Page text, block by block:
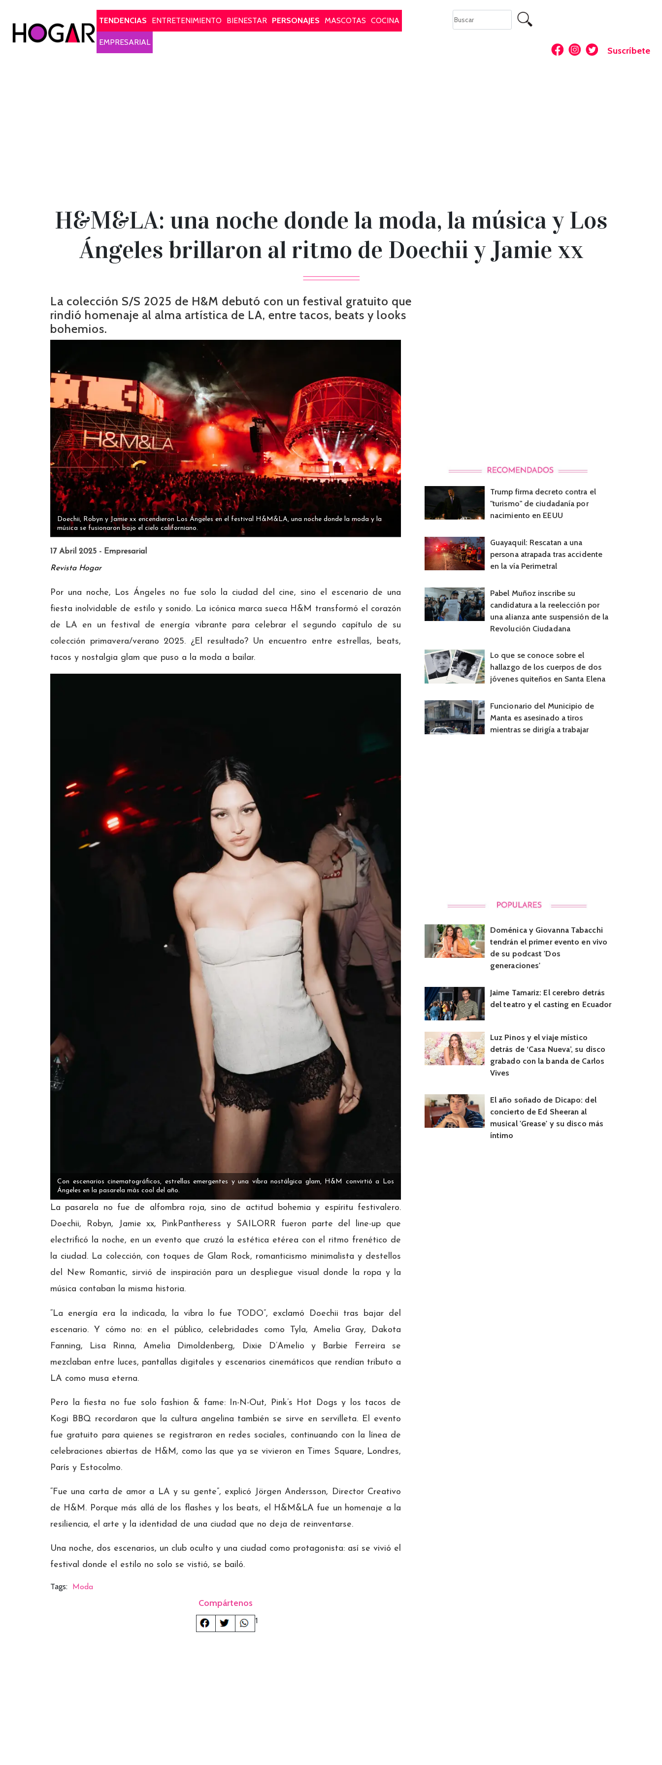
TENDENCIAS
ENTRETENIMIENTO BIENESTAR PERSONAJES MASCOTAS COCINA
EMPRESARIAL
Suscríbete
H&M&LA: una noche donde la moda, la música y Los
Ángeles brillaron al ritmo de Doechii y Jamie xx
La colección S/S 2025 de H&M debutó con un festival gratuito que
rindió homenaje al alma artística de LA, entre tacos, beats y looks
bohemios.
Doechii, Robyn y Jamie xx encendieron Los Ángeles en el festival H&M&LA, una noche donde la moda y la
música se fusionaron bajo el cielo californiano.
17 Abril 2025 - Empresarial
Revista Hogar
Por una noche, Los Ángeles no fue solo la ciudad del cine, sino el escenario de una
fiesta inolvidable de estilo y sonido. La icónica marca sueca H&M transformó el corazón
de LA en un festival de energía vibrante para celebrar el segundo capítulo de su
colección primavera/verano 2025. ¿El resultado? Un encuentro entre estrellas, beats,
tacos y nostalgia glam que puso a la moda a bailar.
Con escenarios cinematográficos, estrellas emergentes y una vibra nostálgica glam, H&M convirtió a Los
Ángeles en la pasarela más cool del año.
La pasarela no fue de alfombra roja, sino de actitud bohemia y espíritu festivalero.
Doechii, Robyn, Jamie xx, PinkPantheress y SAILORR fueron parte del line-up que
electrificó la noche, en un evento que cruzó la estética etérea con el ritmo frenético de
la ciudad. La colección, con toques de Glam Rock, romanticismo minimalista y destellos
del New Romantic, sirvió de inspiración para un despliegue visual donde la ropa y la
música contaban la misma historia.
“La energía era la indicada, la vibra lo fue TODO”, exclamó Doechii tras bajar del
escenario. Y cómo no: en el público, celebridades como Tyla, Amelia Gray, Dakota
Fanning, Lisa Rinna, Amelia Dimoldenberg, Dixie D’Amelio y Barbie Ferreira se
mezclaban entre luces, pantallas digitales y escenarios cinemáticos que rendían tributo a
LA como musa eterna.
Pero la fiesta no fue solo fashion & fame: In-N-Out, Pink’s Hot Dogs y los tacos de
Kogi BBQ recordaron que la cultura angelina también se sirve en servilleta. El evento
fue gratuito para quienes se registraron en redes sociales, continuando con la línea de
celebraciones abiertas de H&M, como las que ya se vivieron en Times Square, Londres,
París y Estocolmo.
“Fue una carta de amor a LA y su gente”, explicó Jörgen Andersson, Director Creativo
de H&M. Porque más allá de los flashes y los beats, el H&M&LA fue un homenaje a la
resiliencia, el arte y la identidad de una ciudad que no deja de reinventarse.
Una noche, dos escenarios, un club oculto y una ciudad como protagonista: así se vivió el
festival donde el estilo no solo se vistió, se bailó.
Tags: Moda
Compártenos
1
Trump firma decreto contra el
"turismo" de ciudadanía por
nacimiento en EEUU
Guayaquil: Rescatan a una
persona atrapada tras accidente
en la vía Perimetral
Pabel Muñoz inscribe su
candidatura a la reelección por
una alianza ante suspensión de la
Revolución Ciudadana
Lo que se conoce sobre el
hallazgo de los cuerpos de dos
jóvenes quiteños en Santa Elena
Funcionario del Municipio de
Manta es asesinado a tiros
mientras se dirigía a trabajar
Doménica y Giovanna Tabacchi
tendrán el primer evento en vivo
de su podcast 'Dos
generaciones'
Jaime Tamariz: El cerebro detrás
del teatro y el casting en Ecuador
Luz Pinos y el viaje místico
detrás de ‘Casa Nueva’, su disco
grabado con la banda de Carlos
Vives
El año soñado de Dicapo: del
concierto de Ed Sheeran al
musical 'Grease' y su disco más
íntimo